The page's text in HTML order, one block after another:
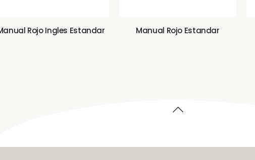
Rojo Ingles Estandar Manual Rojo Estandar